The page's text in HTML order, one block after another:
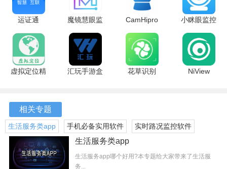
软件优势
1、实时监控
通过守护者Cam实现实时监控，无论身在何处，都能通过手
机查看家中情况，确保家庭的安全与稳定。
具备智能化管理功能，能够自动识别并记录异常情况，及时
发出警报，帮助用户迅速应对潜在的安全隐患。
3、夜视功能
运证通
3.0.5 最新
版
魔镜慧眼监
控
2.1.27.0322
安卓版
CamHipro
2.6.47 最新
版
小眯眼监控
摄像头
2.6.6 安卓
版
虚拟定位精
汇玩手游盒
花草识别
NiView
相关专题
生活服务类app 手机必备实用软件
实时路况监控软件
生活服务类app
生活服务app哪个好用?本专题给大家带来了生活服
务...